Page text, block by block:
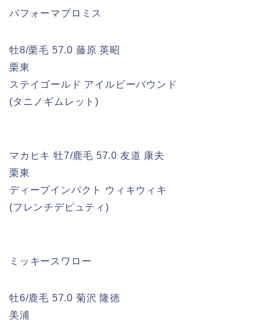
パフォーマプロミス
牡8/栗毛 57.0 藤原 英昭
栗東
ステイゴールド アイルビーバウンド
(タニノギムレット)
マカヒキ 牡7/鹿毛 57.0 友道 康夫
栗東
ディープインパクト ウィキウィキ
(フレンチデピュティ)
ミッキースワロー
牡6/鹿毛 57.0 菊沢 隆徳
美浦